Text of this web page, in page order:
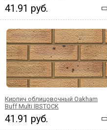
41.91 руб.
Кирпич облицовочный Oakham
Buff Multi IBSTOCK
41.91 руб.